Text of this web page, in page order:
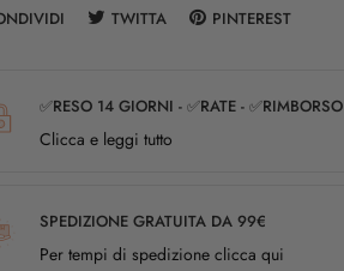
TWITTA PINTEREST
✅RESO 14 GIORNI - ✅RATE - ✅RIMBORSO
Clicca e leggi tutto
SPEDIZIONE GRATUITA DA 99€
Per tempi di spedizione clicca qui